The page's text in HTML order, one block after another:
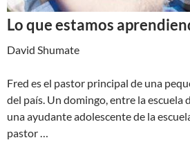
Lo que estamos
David Shumate
Fred es el pastor principal de una
del país. Un domingo, entre la escuela
una ayudante adolescente de la
pastor …